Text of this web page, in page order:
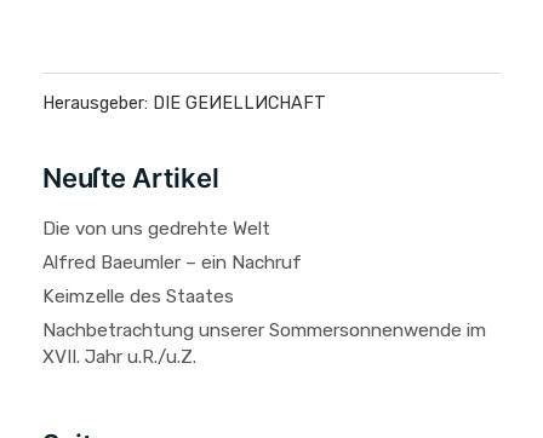
Herausgeber: DIE GEИELLИCHAFT
Neuſte Artikel
Die von uns gedrehte Welt
Alfred Baeumler – ein Nachruf
Keimzelle des Staates
Nachbetrachtung unserer Sommersonnenwende im
XVII. Jahr u.R./u.Z.